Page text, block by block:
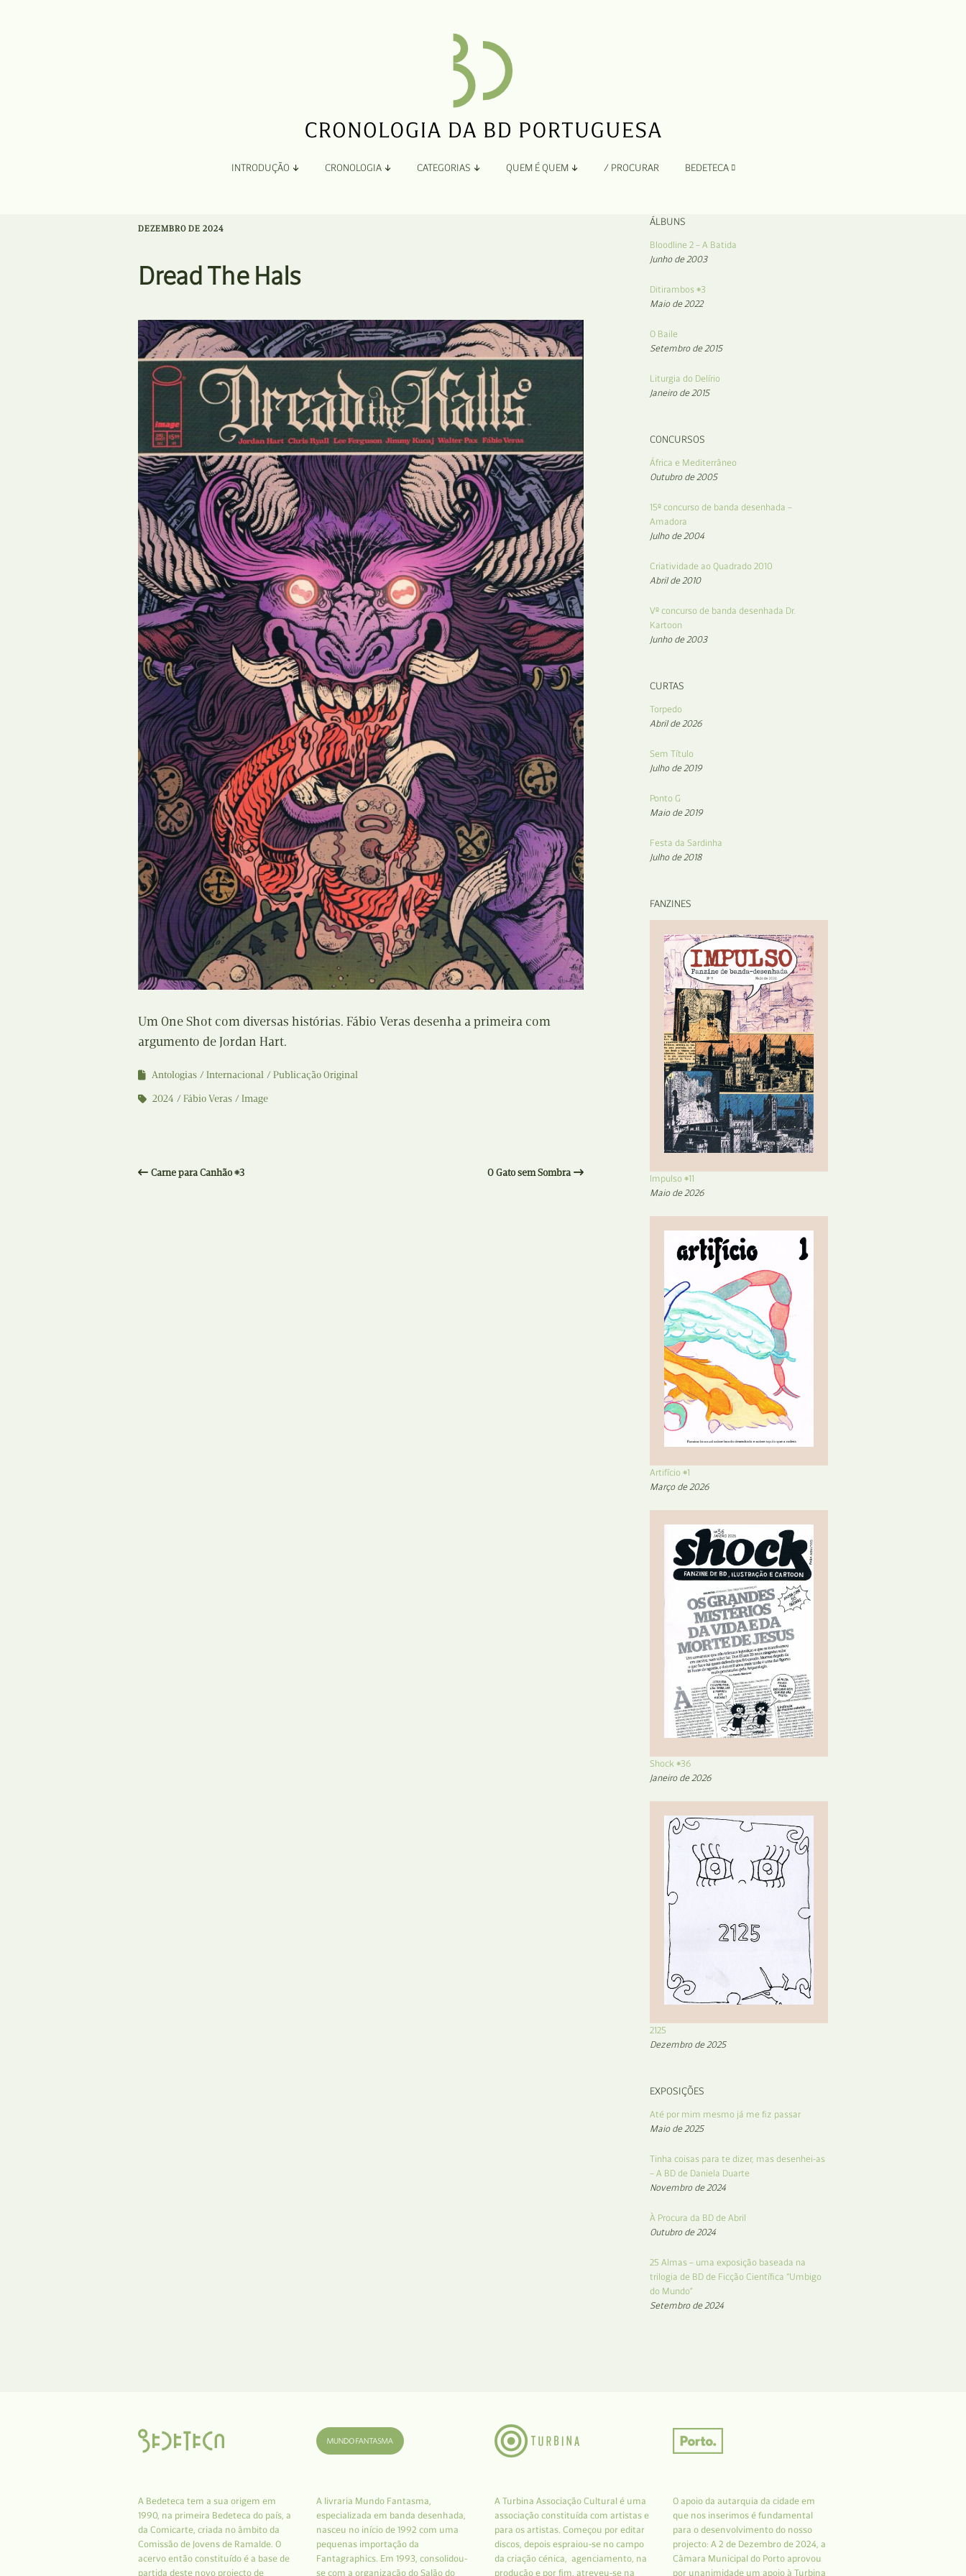
INTRODUÇÃO
Ficha Técnica e Apoios
CRONOLOGIA CATEGORIAS
Bolsas
Colóquios
Concursos
Curtas
Edição Digital
Edição Portuguesa
Exposições e Eventos
Fanzines
Festivais e Salões
Formação
Internacional
Estudos
Óbitos
Para BD
Publicação Original
Prémios
Programas e Catálogos
Publicações em periódicos
Recolha
QUEM É QUEM / PROCURAR BEDETECA
DEZEMBRO DE 2024
Dread The Hals
Um One Shot com diversas histórias. Fábio Veras desenha a primeira com
argumento de Jordan Hart.
Antologias Internacional
Publicação Original
2024
Fábio Veras Image
Carne para Canhão #3 O Gato sem Sombra
ÁLBUNS
Bloodline 2 – A Batida
Junho de 2003
Ditirambos #3
Maio de 2022
O Baile
Setembro de 2015
Liturgia do Delírio
Janeiro de 2015
CONCURSOS
África e Mediterrâneo
Outubro de 2005
15º concurso de banda desenhada –
Amadora
Julho de 2004
Criatividade ao Quadrado 2010
Abril de 2010
Vº concurso de banda desenhada Dr.
Kartoon
Junho de 2003
CURTAS
Torpedo
Abril de 2026
Sem Título
Julho de 2019
Ponto G
Maio de 2019
Festa da Sardinha
Julho de 2018
FANZINES
Impulso #11
Maio de 2026
Artifício #1
Março de 2026
Shock #36
Janeiro de 2026
2125
Dezembro de 2025
EXPOSIÇÕES
Até por mim mesmo já me fiz passar
Maio de 2025
Tinha coisas para te dizer, mas desenhei-as
– A BD de Daniela Duarte
Novembro de 2024
À Procura da BD de Abril
Outubro de 2024
25 Almas – uma exposição baseada na
trilogia de BD de Ficção Científica “Umbigo
do Mundo”
Setembro de 2024
A Bedeteca tem a sua origem em
1990, na primeira Bedeteca do país, a
da Comicarte, criada no âmbito da
Comissão de Jovens de Ramalde. O
acervo então constituído é a base de
partida deste novo projecto de
A livraria Mundo Fantasma,
especializada em banda desenhada,
nasceu no início de 1992 com uma
pequenas importação da
Fantagraphics. Em 1993, consolidou-
se com a organização do Salão do
A Turbina Associação Cultural é uma
associação constituída com artistas e
para os artistas. Começou por editar
discos, depois espraiou-se no campo
da criação cénica, agenciamento, na
produção e por fim, atreveu-se na
O apoio da autarquia da cidade em
que nos inserimos é fundamental
para o desenvolvimento do nosso
projecto: A 2 de Dezembro de 2024, a
Câmara Municipal do Porto aprovou
por unanimidade um apoio à Turbina